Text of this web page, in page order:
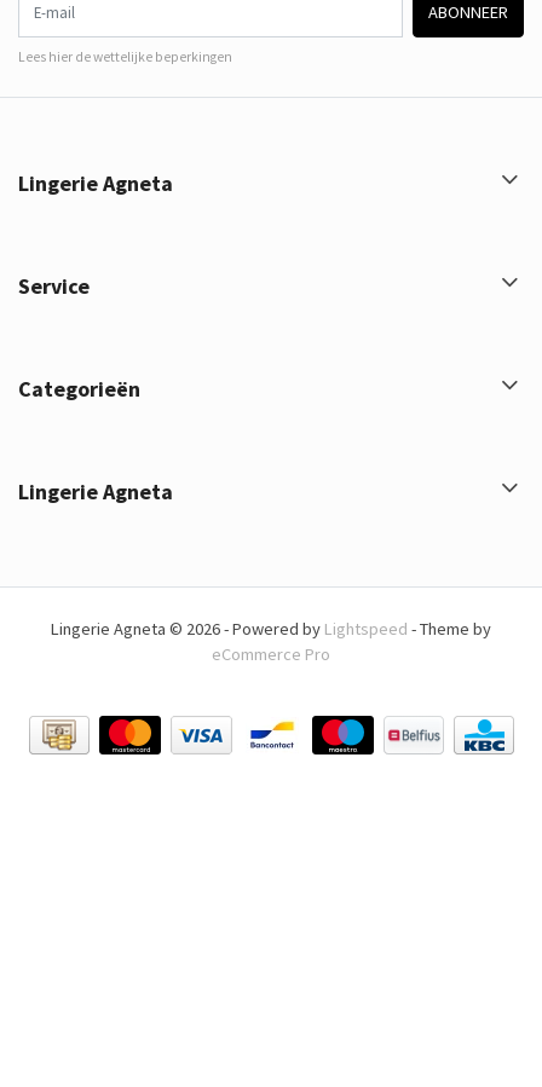
ABONNEER
Lees hier de wettelijke beperkingen
Lingerie Agneta
Service
Categorieën
Lingerie Agneta
Lingerie Agneta © 2026 - Powered by Lightspeed - Theme by
eCommerce Pro